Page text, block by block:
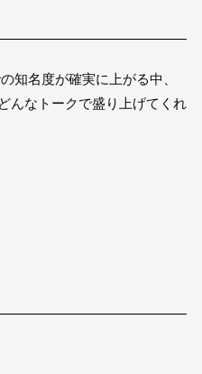
知名度が確実に上がる中、
んなトークで盛り上げてくれ